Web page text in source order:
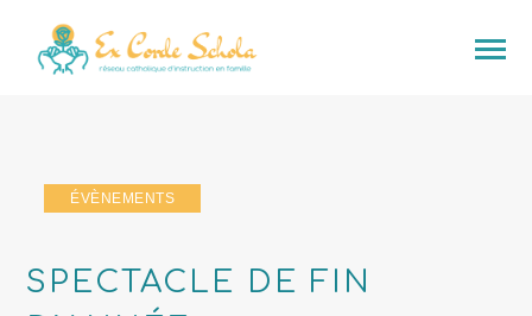
ÉVÈNEMENTS
SPECTACLE DE FIN